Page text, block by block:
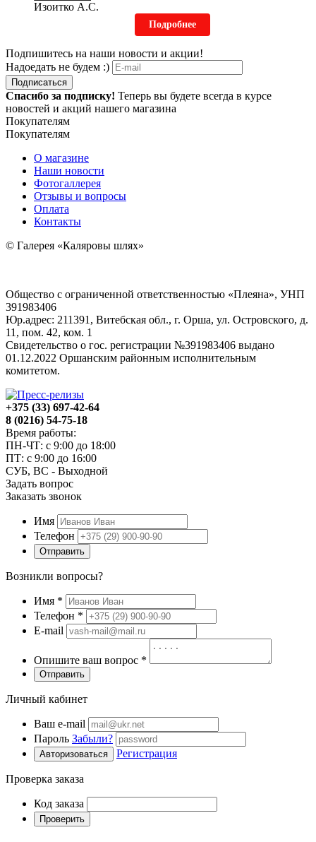
Изоитко А.С.
Подробнее
Подпишитесь на наши новости и акции!
Надоедать не будем :)
Подписаться
Спасибо за подписку! Теперь вы будете всегда в курсе
новостей и акций нашего магазина
Покупателям
Покупателям
О магазине
Наши новости
Фотогаллерея
Отзывы и вопросы
Оплата
Контакты
© Галерея «Каляровы шлях»
Общество с ограниченной ответственностью «Плеяна», УНП
391983406
Юр.адрес: 211391, Витебская обл., г. Орша, ул. Островского, д.
11, пом. 42, ком. 1
Свидетельство о гос. регистрации №391983406 выдано
01.12.2022 Оршанским районным исполнительным
комитетом.
+375 (33) 697-42-64
8 (0216) 54-75-18
Время работы:
ПН-ЧТ: с 9:00 до 18:00
ПТ: с 9:00 до 16:00
СУБ, ВС - Выходной
Задать вопрос
Заказать звонок
Имя
Телефон
Отправить
Возникли вопросы?
Имя *
Телефон *
E-mail
Опишите ваш вопрос *
Отправить
Личный кабинет
Ваш e-mail
Пароль Забыли?
Авторизоваться Регистрация
Проверка заказа
Код заказа
Проверить